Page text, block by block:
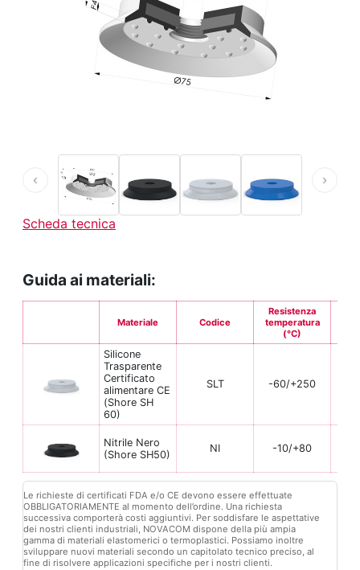
‹ ›
Scheda tecnica
Guida ai materiali:
Materiale Codice
Resistenza
temperatura
(°C)
Silicone
Trasparente
Certificato
alimentare CE
(Shore SH
60)
SLT -60/+250
Nitrile Nero
(Shore SH50)
NI -10/+80
Le richieste di certificati FDA e/o CE devono essere effettuate
OBBLIGATORIAMENTE al momento dell’ordine. Una richiesta
successiva comporterà costi aggiuntivi. Per soddisfare le aspettative
dei nostri clienti industriali, NOVACOM dispone della più ampia
gamma di materiali elastomerici o termoplastici. Possiamo inoltre
sviluppare nuovi materiali secondo un capitolato tecnico preciso, al
fine di risolvere applicazioni specifiche per i nostri clienti.